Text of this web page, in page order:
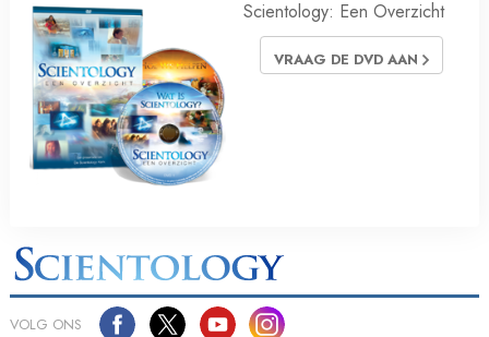
Scientology: Een Overzicht
VRAAG DE DVD AAN
VOLG ONS